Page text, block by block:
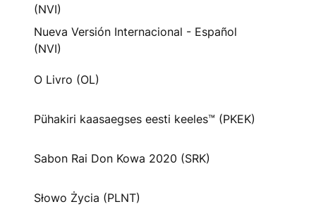
(NVI)
Nueva Versión Internacional - Español
(NVI)
O Livro (OL)
Pühakiri kaasaegses eesti keeles™ (PKEK)
Sabon Rai Don Kowa 2020 (SRK)
Słowo Życia (PLNT)